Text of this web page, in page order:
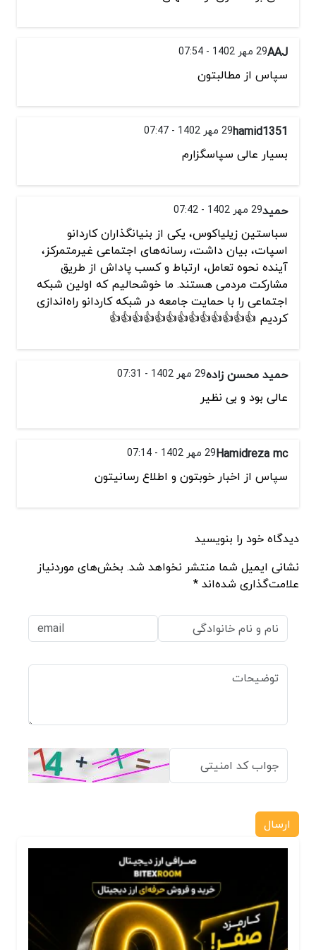
AAJ29 مهر 1402 - 07:54
سپاس از مطالبتون
hamid135129 مهر 1402 - 07:47
بسیار عالی سپاسگزارم
حمید29 مهر 1402 - 07:42
سباستین زیلیاکوس، یکی از بنیانگذاران کاردانو
اسپات، بیان داشت، رسانه‌های اجتماعی غیرمتمرکز،
آینده نحوه تعامل، ارتباط و کسب پاداش از طریق
مشارکت مردمی هستند. ما خوشحالیم که اولین شبکه
اجتماعی را با حمایت جامعه در شبکه کاردانو راه‌اندازی
کردیم 👍👍👍👍👍👍👍👍👍👍👍👍👍
حمید محسن زاده29 مهر 1402 - 07:31
عالی بود و بی نظیر
Hamidreza mc29 مهر 1402 - 07:14
سپاس از اخبار خوبتون و اطلاع رسانيتون
دیدگاه خود را بنویسید
نشانی ایمیل شما منتشر نخواهد شد. بخش‌های موردنیاز
علامت‌گذاری شده‌اند *
ارسال